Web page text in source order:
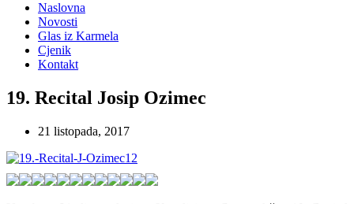
Naslovna
Novosti
Glas iz Karmela
Cjenik
Kontakt
19. Recital Josip Ozimec
21 listopada, 2017